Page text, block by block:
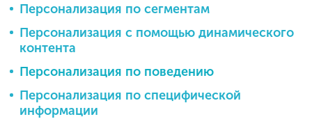
Персонализация по сегментам
Персонализация с помощью динамического
контента
Персонализация по поведению
Персонализация по специфической
информации